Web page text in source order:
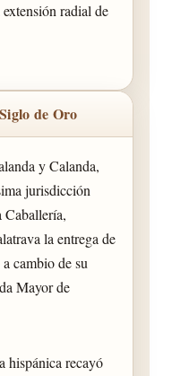
radial de
de Oro
y Calanda,
jurisdicción
Caballería,
la entrega de
cambio de su
Mayor de
hispánica recayó